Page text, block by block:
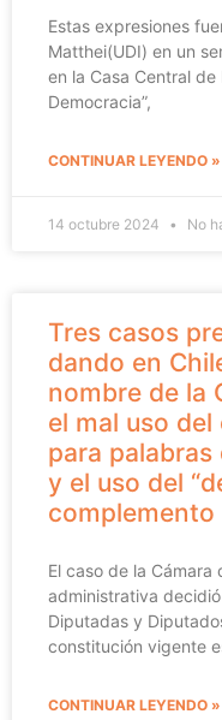
Estas expresiones
Matthei(UDI) en un
en la Casa Central
Democracia”,
CONTINUAR LEYENDO »
14 octubre 2024 No
Tres casos
dando en
nombre de la
el mal uso
para
y el uso del
El caso de la
administrativa
Diputadas y
constitución vigente
CONTINUAR LEYENDO »